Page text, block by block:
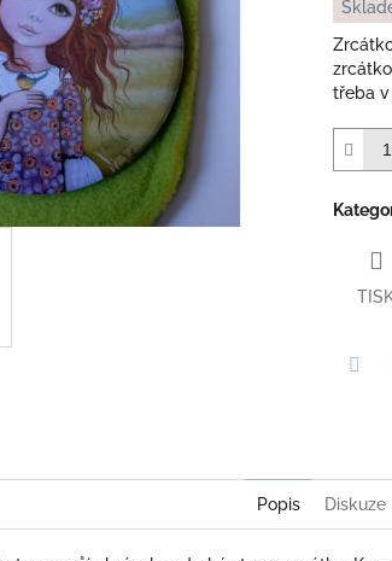
je
0,0
z
5
cena:
třeba v
Popis Diskuze